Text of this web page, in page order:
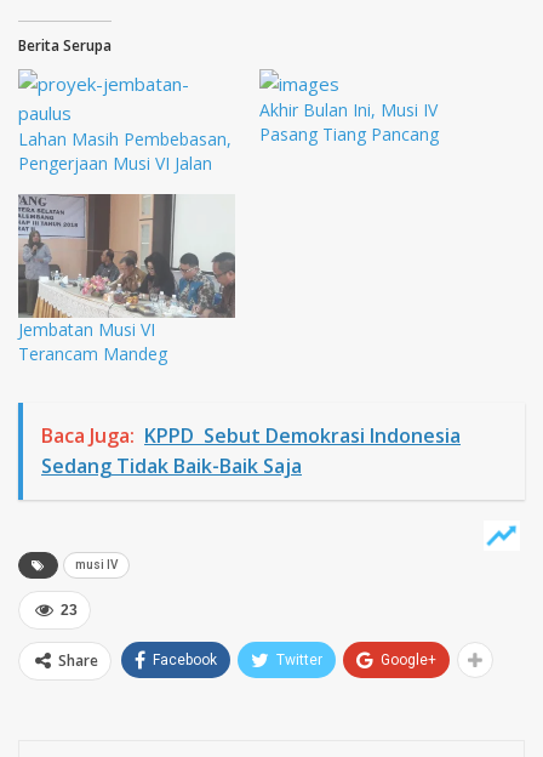
Berita Serupa
Lahan Masih Pembebasan,
Pengerjaan Musi VI Jalan
Akhir Bulan Ini, Musi IV
Pasang Tiang Pancang
Jembatan Musi VI
Terancam Mandeg
Baca Juga: KPPD Sebut Demokrasi Indonesia
Sedang Tidak Baik-Baik Saja
musi IV
23
Share Facebook Twitter Google+